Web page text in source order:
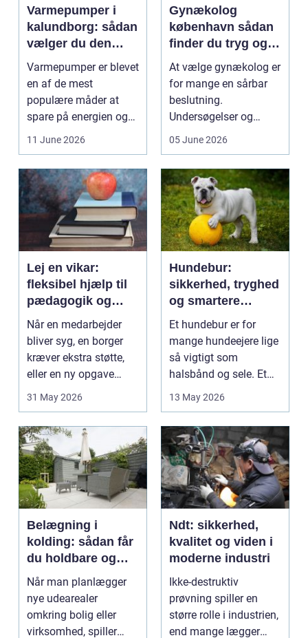
Varmepumper i
kalundborg: sådan
vælger du den
rigtige løsning
Varmepumper er blevet
en af de mest
populære måder at
spare på energien og
11 June 2026
Gynækolog
københavn sådan
finder du tryg og
professionel hjælp
At vælge gynækolog er
for mange en sårbar
beslutning.
Undersøgelser og
05 June 2026
Lej en vikar:
fleksibel hjælp til
pædagogik og
sundhed
Når en medarbejder
bliver syg, en borger
kræver ekstra støtte,
eller en ny opgave
31 May 2026
Hundebur:
sikkerhed, tryghed
og smartere
hverdag med hund
Et hundebur er for
mange hundeejere lige
så vigtigt som
halsbånd og sele. Et
13 May 2026
Belægning i
kolding: sådan får
du holdbare og
flotte udearealer
Når man planlægger
nye udearealer
omkring bolig eller
virksomhed, spiller
Ndt: sikkerhed,
kvalitet og viden i
moderne industri
Ikke-destruktiv
prøvning spiller en
større rolle i industrien,
end mange lægger